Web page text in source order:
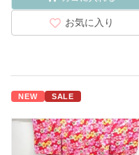
お気に入り
NEW SALE